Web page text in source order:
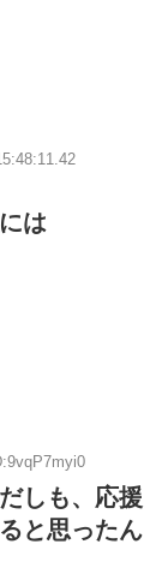
は
しも、応援
と思ったん